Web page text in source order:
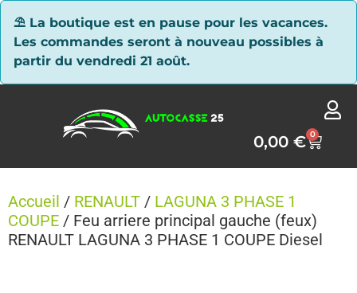
⛱ La boutique est en pause pour les vacances.
Les commandes seront à nouveau possibles à
partir du vendredi 21 août.
0,00€ 0
Accueil / RENAULT / LAGUNA 3 PHASE 1
COUPE / Feu arriere principal gauche (feux)
RENAULT LAGUNA 3 PHASE 1 COUPE Diesel
Panneau de gestion des cookies